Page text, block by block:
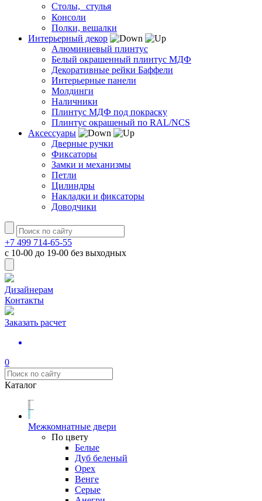
Столы, стулья
Консоли
Полки, вешалки
Интерьерный декор
Алюминиевый плинтус
Белый окрашенный плинтус МДФ
Декоративные рейки Баффели
Интерьерные панели
Молдинги
Наличники
Плинтус МДФ под покраску
Плинтус окрашеный по RAL/NCS
Аксессуары
Дверные ручки
Фиксаторы
Замки и механизмы
Петли
Цилиндры
Накладки и фиксаторы
Доводчики
+7 499 714-65-55
с 10-00 до 19-00 без выходных
Дизайнерам
Контакты
Заказать расчет
0
Каталог
Межкомнатные двери
По цвету
Белые
Дуб беленый
Орех
Венге
Серые